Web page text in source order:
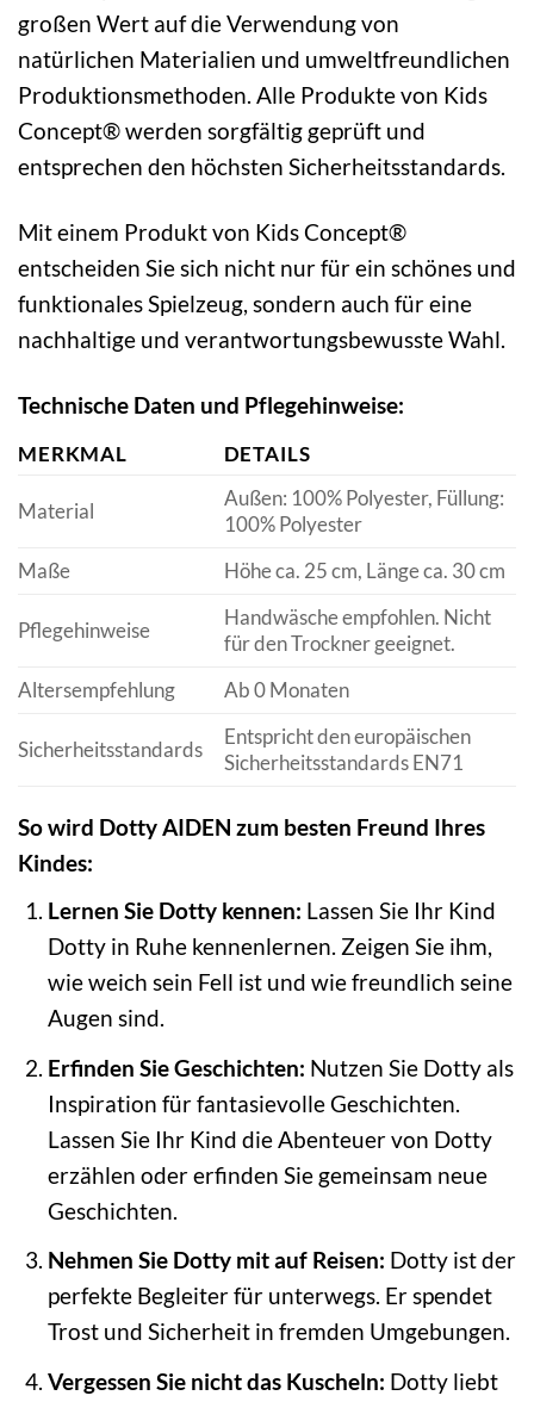
großen Wert auf die Verwendung von
natürlichen Materialien und umweltfreundlichen
Produktionsmethoden. Alle Produkte von Kids
Concept® werden sorgfältig geprüft und
entsprechen den höchsten Sicherheitsstandards.
Mit einem Produkt von Kids Concept®
entscheiden Sie sich nicht nur für ein schönes und
funktionales Spielzeug, sondern auch für eine
nachhaltige und verantwortungsbewusste Wahl.
Technische Daten und Pflegehinweise:
MERKMAL DETAILS
Material
Außen: 100% Polyester, Füllung:
100% Polyester
Maße
Höhe ca. 25 cm, Länge ca. 30 cm
Pflegehinweise
Handwäsche empfohlen. Nicht
für den Trockner geeignet.
Altersempfehlung
Ab 0 Monaten
Sicherheitsstandards
Entspricht den europäischen
Sicherheitsstandards EN71
So wird Dotty AIDEN zum besten Freund Ihres
Kindes:
Lernen Sie Dotty kennen: Lassen Sie Ihr Kind
Dotty in Ruhe kennenlernen. Zeigen Sie ihm,
wie weich sein Fell ist und wie freundlich seine
Augen sind.
Erfinden Sie Geschichten: Nutzen Sie Dotty als
Inspiration für fantasievolle Geschichten.
Lassen Sie Ihr Kind die Abenteuer von Dotty
erzählen oder erfinden Sie gemeinsam neue
Geschichten.
Nehmen Sie Dotty mit auf Reisen: Dotty ist der
perfekte Begleiter für unterwegs. Er spendet
Trost und Sicherheit in fremden Umgebungen.
Vergessen Sie nicht das Kuscheln: Dotty liebt